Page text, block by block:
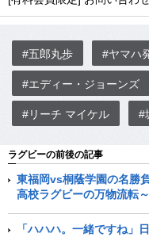
#五郎丸歩 #ヤマハ
#エディー・ジョーンズ
#リーチ マイケル #
ラグビーの前後の記事
東福岡vs桐蔭学園の名勝
高校ラグビーの万物流転～
「ハハハ。一緒ですね」